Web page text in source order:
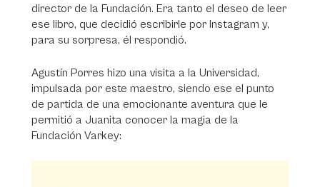
director de la Fundación. Era tanto el deseo de leer
ese libro, que decidió escribirle por Instagram y,
para su sorpresa, él respondió.
Agustín Porres hizo una visita a la Universidad,
impulsada por este maestro, siendo ese el punto
de partida de una emocionante aventura que le
permitió a Juanita conocer la magia de la
Fundación Varkey: